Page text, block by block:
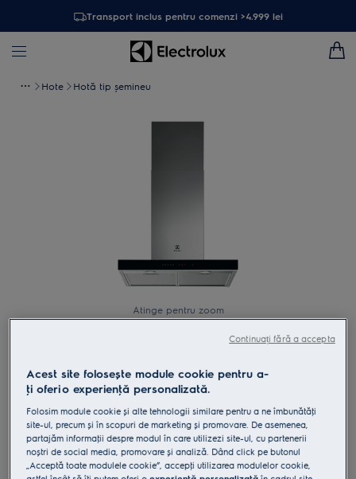
Transport inclus pentru comenzi >4.999 lei
Hote Hotă tip șemineu
Atinge pentru zoom
LFT766X
Hotă șemineu 800 Breeze 720 m³/h
60 cm inox
4.6 (340)
Fișa cu informaţii despre produs
Acest site folosește module cookie pentru a-
ţi oferi o experienţă personalizată.
Folosim module cookie și alte tehnologii similare pentru a ne îmbunătăţi
site-ul, precum și în scopuri de marketing și promovare. De asemenea,
partajăm informaţii despre modul în care utilizezi site-ul, cu partenerii
noștri de social media, promovare și analiză. Dând click pe butonul
„Acceptă toate modulele cookie”, accepţi utilizarea modulelor cookie,
Continuați fără a accepta